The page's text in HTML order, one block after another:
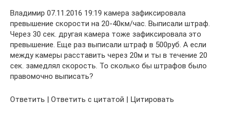
Владимир 07.11.2016 19:19 камера зафиксировала
превышение скорости на 20-40км/час. Выписали штраф.
Через 30 сек. другая камера тоже зафиксировала это
превышение. Еще раз выписали штраф в 500руб. А если
между камеры расставить через 20м и ты в течение 20
сек. замедлял скорость. То сколько бы штрафов было
правомочно выписать?
Ответить | Ответить с цитатой | Цитировать